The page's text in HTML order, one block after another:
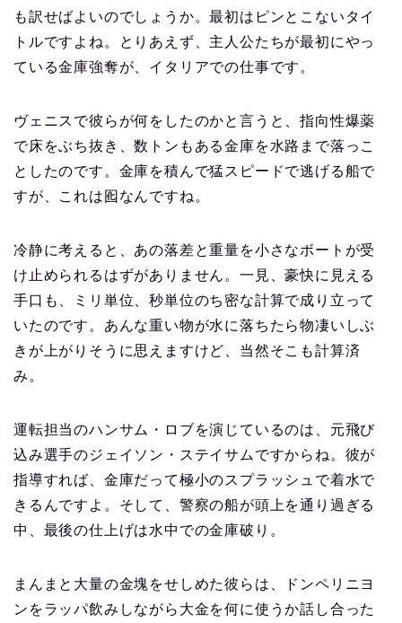
も訳せばよいのでしょうか。最初はピンとこないタイ
トルですよね。とりあえず、主人公たちが最初にやっ
ている金庫強奪が、イタリアでの仕事です。
ヴェニスで彼らが何をしたのかと言うと、指向性爆薬
で床をぶち抜き、数トンもある金庫を水路まで落っこ
としたのです。金庫を積んで猛スピードで逃げる船で
すが、これは囮なんですね。
冷静に考えると、あの落差と重量を小さなボートが受
け止められるはずがありません。一見、豪快に見える
手口も、ミリ単位、秒単位のち密な計算で成り立って
いたのです。あんな重い物が水に落ちたら物凄いしぶ
きが上がりそうに思えますけど、当然そこも計算済
み。
運転担当のハンサム・ロブを演じているのは、元飛び
込み選手のジェイソン・ステイサムですからね。彼が
指導すれば、金庫だって極小のスプラッシュで着水で
きるんですよ。そして、警察の船が頭上を通り過ぎる
中、最後の仕上げは水中での金庫破り。
まんまと大量の金塊をせしめた彼らは、ドンペリニヨ
ンをラッパ飲みしながら大金を何に使うか話し合った